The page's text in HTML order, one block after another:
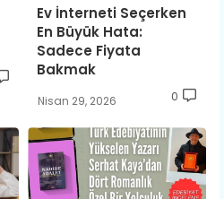
Ev İnterneti Seçerken
En Büyük Hata:
Sadece Fiyata
Bakmak
Nisan 29, 2026 0